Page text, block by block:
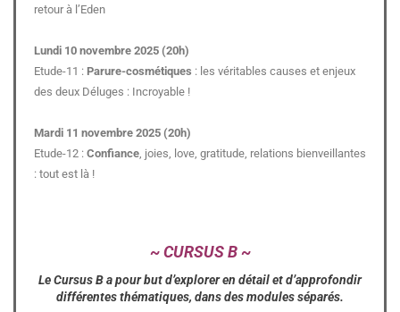
retour à l’Eden
Lundi 10 novembre 2025 (20h)
Etude-11 : Parure-cosmétiques : les véritables causes et enjeux
des deux Déluges : Incroyable !
Mardi 11 novembre 2025 (20h)
Etude-12 : Confiance , joies, love, gratitude, relations bienveillantes
: tout est là !
~ CURSUS B ~
Le Cursus B a pour but d’explorer en détail et d’approfondir
différentes thématiques, dans des modules séparés.